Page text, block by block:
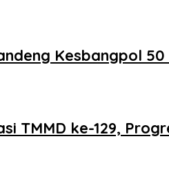
Kesbangpol
TMMD ke-129,